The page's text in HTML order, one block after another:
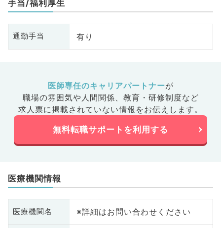
手当/福利厚生
通勤手当 有り
医師専任のキャリアパートナーが
職場の雰囲気や人間関係、 教育・研修制度など
求人票に掲載されていない情報をお伝えします。
無料転職サポートを利用する
医療機関情報
医療機関名 ※詳細はお問い合わせください